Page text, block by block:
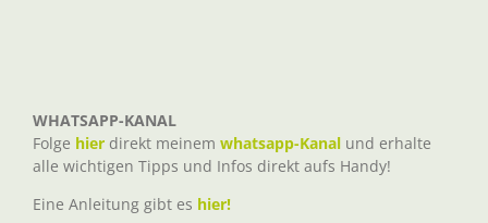
WHATSAPP-KANAL
Folge hier direkt meinem whatsapp-Kanal und erhalte
alle wichtigen Tipps und Infos direkt aufs Handy!
Eine Anleitung gibt es hier!